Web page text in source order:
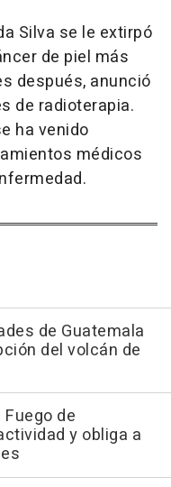
Silva se le extirpó
de piel más
después, anunció
de radioterapia.
ha venido
médicos
de Guatemala
del volcán de
de
y obliga a